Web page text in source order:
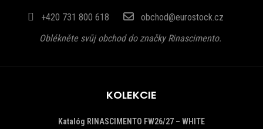
+420 731 800 618
obchod@eurostock.cz
Oblékněte svůj obchod do značky Rinascimento.
KOLEKCIE
Katalóg RINASCIMENTO FW26/27 – WHITE